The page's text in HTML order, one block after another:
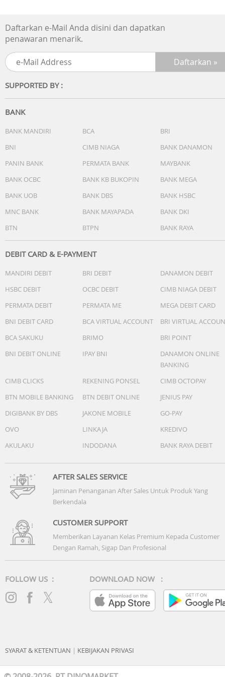
2099)
- Akurasi: ±15 detik per bulan
- Fitur lain:
* Format 12/24 jam
tanggal, hari
Garansi Resmi 2 Tahun
Include Box, Jam Tangan, Kartu Garansi, Manual
Daftarkan e-Mail Anda disini dan dapatkan
penawaran menarik.
SUPPORTED BY :
BANK
BANK MANDIRI BCA
BRI
BNI
CIMB NIAGA
BANK DANAMON
PANIN BANK
PERMATA BANK
MAYBANK
BANK OCBC
BANK KB BUKOPIN
BANK MEGA
BANK UOB
BANK DBS
BANK HSBC
MNC BANK
BANK MAYAPADA
BANK DKI
BTN
BTPN BANK RAYA
DEBIT CARD & E-PAYMENT
MANDIRI DEBIT BRI DEBIT
DANAMON DEBIT
HSBC DEBIT
OCBC DEBIT
CIMB NIAGA DEBIT
PERMATA DEBIT
PERMATA ME
MEGA DEBIT CARD
BNI DEBIT CARD
BCA VIRTUAL ACCOUNT
BRI VIRTUAL
BCA SAKUKU
BRIMO
BRI POINT
BNI DEBIT ONLINE
IPAY BNI
DANAMON ONLINE
BANKING
CIMB CLICKS
REKENING PONSEL
CIMB OCTOPAY
BTN MOBILE BANKING
BTN DEBIT ONLINE
JENIUS PAY
DIGIBANK BY DBS
JAKONE MOBILE
GO-PAY
OVO
LINKAJA
KREDIVO
AKULAKU
INDODANA BANK RAYA DEBIT
AFTER SALES SERVICE
Jaminan Penanganan After Sales Untuk Produk Yang
Berkendala
CUSTOMER SUPPORT
Memberikan Layanan Kelas Premium Kepada Customer
Dengan Ramah, Sigap Dan Profesional
FOLLOW US : DOWNLOAD NOW :
SYARAT & KETENTUAN | KEBIJAKAN PRIVASI